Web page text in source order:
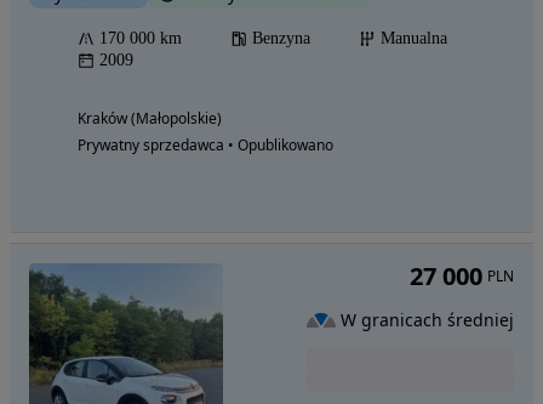
170 000 km Benzyna
Manualna
2009
Kraków (Małopolskie)
Prywatny sprzedawca • Opublikowano
27 000 PLN
W granicach średniej